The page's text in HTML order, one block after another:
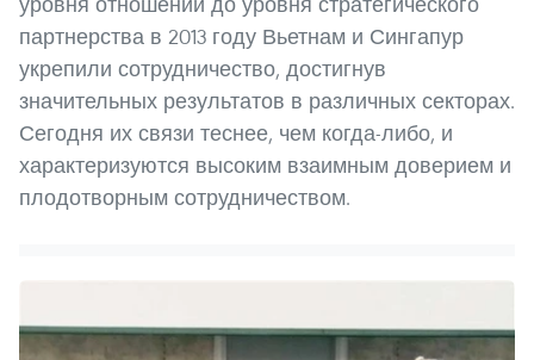
партнерства в 2013 году Вьетнам и Сингапур
укрепили сотрудничество, достигнув
значительных результатов в различных секторах.
Сегодня их связи теснее, чем когда-либо, и
характеризуются высоким взаимным доверием и
плодотворным сотрудничеством.